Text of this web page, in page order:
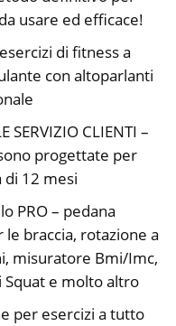
usare ed efficace!
di fitness a
con altoparlanti
SERVIZIO CLIENTI –
progettate per
di 12 mesi
PRO – pedana
braccia, rotazione a
misuratore Bmi/Imc,
e molto altro
per esercizi a tutto